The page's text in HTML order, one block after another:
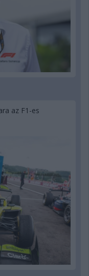
az F1-es